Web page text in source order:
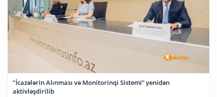
"İcazələrin Alınması və Monitorinqi Sistemi” yenidən
aktivləşdirilib